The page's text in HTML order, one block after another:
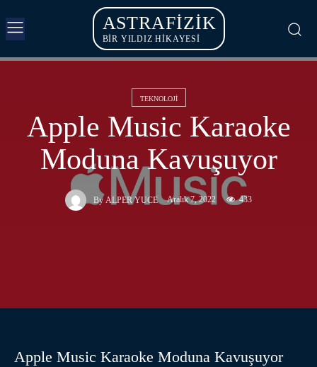
ASTRAFIZIK
BİR YILDIZ HİKAYESİ
TEKNOLOJI
Apple Music Karaoke
Moduna Kavuşuyor
By ALPER YUCE Aralık 7, 2022 433
Apple Music Karaoke Moduna Kavuşuyor